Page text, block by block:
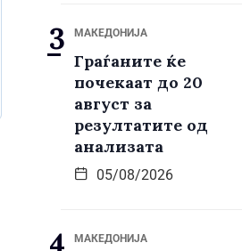
МАКЕДОНИЈА
Граѓаните ќе
почекаат до 20
август за
резултатите од
анализата
05/08/2026
МАКЕДОНИЈА